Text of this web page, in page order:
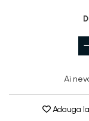
Ai
Adauga